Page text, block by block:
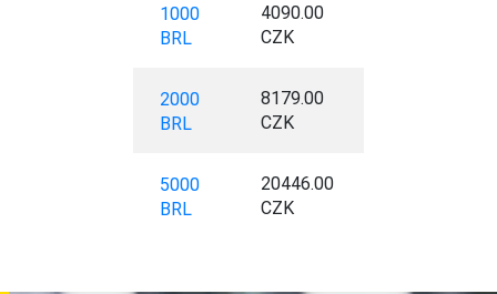
1000
BRL
4090.00
CZK
2000
BRL
8179.00
CZK
5000
BRL
20446.00
CZK